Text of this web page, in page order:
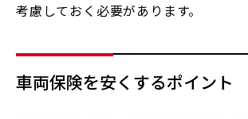
考慮しておく必要があります。
車両保険を安くするポイント